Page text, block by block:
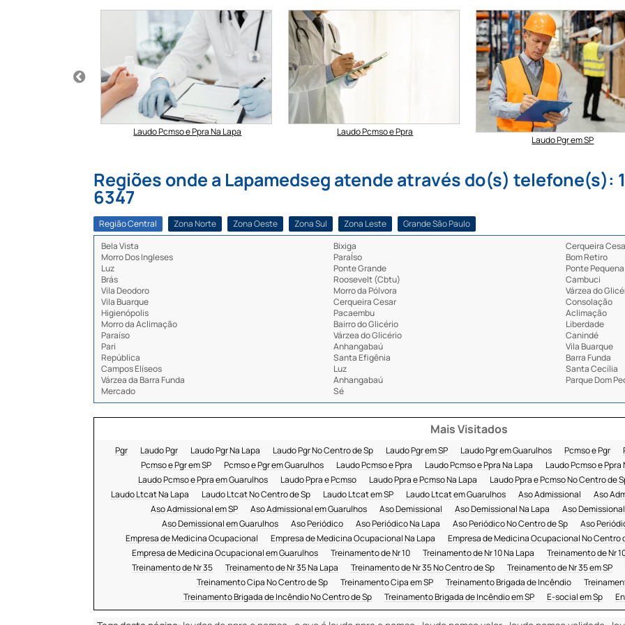
Laudo Pcmso e Ppra Na Lapa Laudo Pcmso e Ppra
Laudo Pgr em SP
Regiões onde a Lapamedseg atende através do(s) telefone(s):
6347
Região Central Zona Norte Zona Oeste Zona Sul Zona Leste
Grande São Paulo
Bela Vista
Bixiga
Cerqueira
Morro Dos Ingleses
ParaÍso
Bom Retiro
Luz
Ponte Grande
Ponte Pequena
Brás
Roosevelt (Cbtu)
Cambuci
Vila Deodoro
Morro da Pólvora
Várzea do
Vila Buarque
Cerqueira Cesar
Consolação
Higienópolis
Pacaembu
Aclimação
Morro da Aclimação
Bairro do Glicério
Liberdade
Paraíso
Várzea do Glicério
Canindé
Pari
Anhangabaú
Vila Buarque
República
Santa Efigênia
Barra Funda
Campos Elíseos
Luz
Santa Cecília
Várzea da Barra Funda
Anhangabaú
Parque Dom
Mercado
Sé
Mais Visitados
Pgr Laudo Pgr Laudo Pgr Na Lapa Laudo Pgr No Centro de Sp Laudo Pgr em SP Laudo Pgr em Guarulhos Pcmso e Pgr
Pcmso e Pgr em SP
Pcmso e Pgr em Guarulhos Laudo Pcmso e Ppra Laudo Pcmso e Ppra Na Lapa Laudo Pcmso e Ppra
Laudo Pcmso e Ppra em Guarulhos
Laudo Ppra e Pcmso Laudo Ppra e Pcmso Na Lapa Laudo Ppra e Pcmso No Centro de
Laudo Ltcat Na Lapa
Laudo Ltcat No Centro de Sp Laudo Ltcat em SP Laudo Ltcat em Guarulhos Aso Admissional Aso
Aso Admissional em SP
Aso Admissional em Guarulhos Aso Demissional Aso Demissional Na Lapa Aso
Aso Demissional em Guarulhos
Aso Periódico Aso Periódico Na Lapa Aso Periódico No Centro de Sp Aso
Empresa de Medicina Ocupacional
Empresa de Medicina Ocupacional Na Lapa Empresa de Medicina Ocupacional No Centro
Empresa de Medicina Ocupacional em Guarulhos
Treinamento de Nr 10 Treinamento de Nr 10 Na Lapa Treinamento de Nr
Treinamento de Nr 35
Treinamento de Nr 35 Na Lapa Treinamento de Nr 35 No Centro de Sp Treinamento de Nr 35 em SP
Treinamento Cipa No Centro de Sp
Treinamento Cipa em SP Treinamento Brigada de Incêndio
Treinamento Brigada de Incêndio No Centro de Sp
Treinamento Brigada de Incêndio em SP E-social em Sp